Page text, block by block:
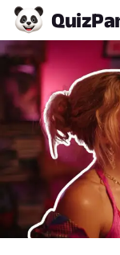
Quiz